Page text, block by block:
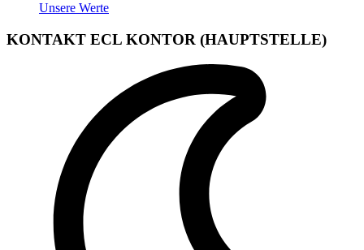
Unsere Werte
KONTAKT ECL KONTOR (HAUPTSTELLE)